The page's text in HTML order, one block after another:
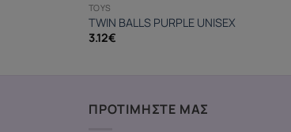
TOYS
TWIN BALLS PURPLE UNISEX
3.12€
ΠΡΟΤΙΜΗΣΤΕ ΜΑΣ